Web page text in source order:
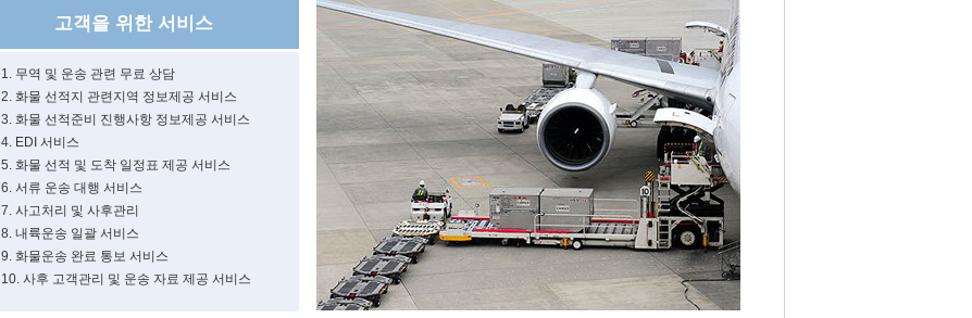
고객을 위한 서비스
1. 무역 및 운송 관련 무료 상담
2. 화물 선적지 관련지역 정보제공 서비스
3. 화물 선적준비 진행사항 정보제공 서비스
4. EDI 서비스
5. 화물 선적 및 도착 일정표 제공 서비스
6. 서류 운송 대행 서비스
7. 사고처리 및 사후관리
8. 내륙운송 일괄 서비스
9. 화물운송 완료 통보 서비스
10. 사후 고객관리 및 운송 자료 제공 서비스